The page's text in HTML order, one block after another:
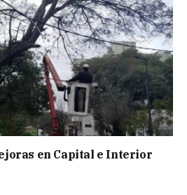
en Capital e Interior